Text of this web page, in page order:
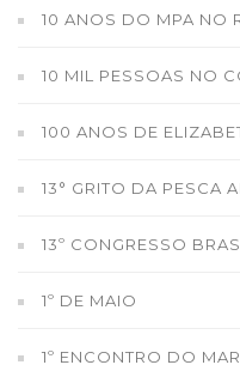
10 ANOS DO MPA NO
10 MIL PESSOAS NO
100 ANOS DE
13° GRITO DA PESCA
13º CONGRESSO
1º DE MAIO
1º ENCONTRO DO MAR